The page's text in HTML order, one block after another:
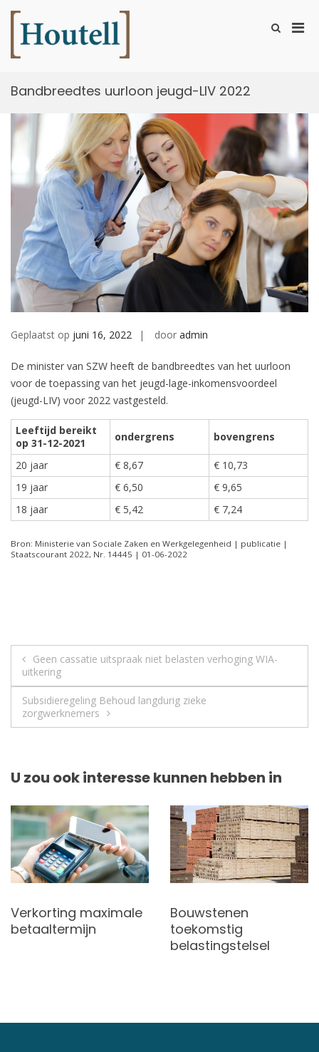
naar
inhoud
Toon
Bandbreedtes uurloon jeugd-LIV 2022
Geplaatst op juni 16, 2022 door admin
De minister van SZW heeft de bandbreedtes van het uurloon
voor de toepassing van het jeugd-lage-inkomensvoordeel
(jeugd-LIV) voor 2022 vastgesteld.
Leeftijd bereikt
op 31-12-2021
ondergrens bovengrens
20 jaar € 8,67
€ 10,73
19 jaar
€ 6,50
€ 9,65
18 jaar
€ 5,42 € 7,24
Bron: Ministerie van Sociale Zaken en Werkgelegenheid | publicatie |
Staatscourant 2022, Nr. 14445 | 01-06-2022
Berichtnavigatie
Geen cassatie uitspraak niet belasten verhoging WIA-
uitkering
Subsidieregeling Behoud langdurig zieke
zorgwerknemers
U zou ook interesse kunnen hebben in
Verkorting maximale
betaaltermijn
Bouwstenen
toekomstig
belastingstelsel